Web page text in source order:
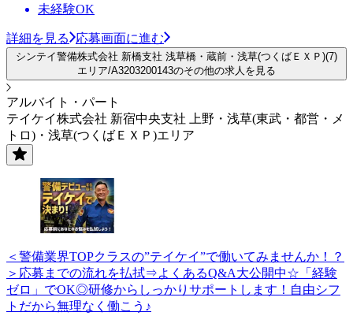
未経験OK
詳細を見る 応募画面に進む
シンテイ警備株式会社 新橋支社 浅草橋・蔵前・浅草(つくばＥＸＰ)(7)
エリア/A3203200143のその他の求人を見る
アルバイト・パート
テイケイ株式会社 新宿中央支社 上野・浅草(東武・都営・メ
トロ)・浅草(つくばＥＸＰ)エリア
＜警備業界TOPクラスの”テイケイ”で働いてみませんか！？
＞応募までの流れを払拭⇒よくあるQ&A大公開中☆「経験
ゼロ」でOK◎研修からしっかりサポートします！自由シフ
トだから無理なく働こう♪